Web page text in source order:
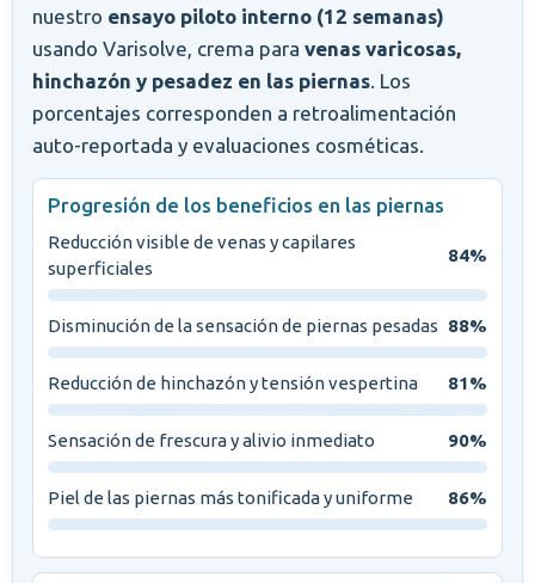
nuestro ensayo piloto interno (12 semanas)
usando Varisolve, crema para venas varicosas,
hinchazón y pesadez en las piernas . Los
porcentajes corresponden a retroalimentación
auto-reportada y evaluaciones cosméticas.
Progresión de los beneficios en las piernas
Reducción visible de venas y capilares
superficiales
84%
Disminución de la sensación de piernas pesadas 88%
Reducción de hinchazón y tensión vespertina 81%
Sensación de frescura y alivio inmediato 90%
Piel de las piernas más tonificada y uniforme 86%